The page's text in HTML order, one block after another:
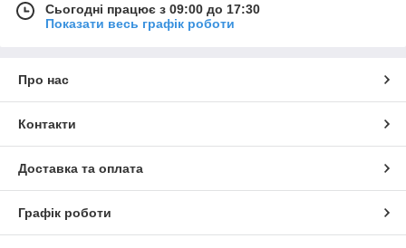
Сьогодні працює з 09:00 до 17:30
Показати весь графік роботи
Про нас
Контакти
Доставка та оплата
Графік роботи